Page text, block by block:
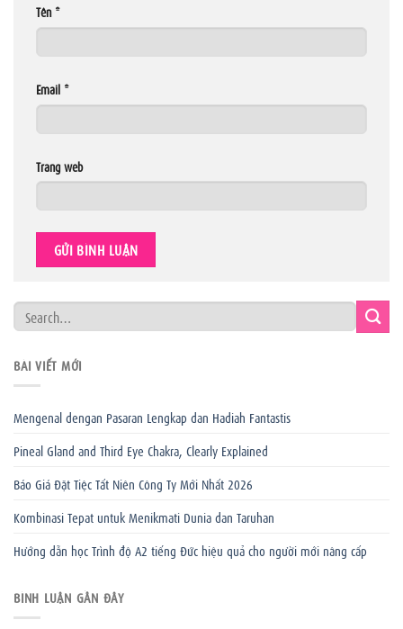
Tên *
Email *
Trang web
BÀI VIẾT MỚI
Mengenal dengan Pasaran Lengkap dan Hadiah Fantastis
Pineal Gland and Third Eye Chakra, Clearly Explained
Báo Giá Đặt Tiệc Tất Niên Công Ty Mới Nhất 2026
Kombinasi Tepat untuk Menikmati Dunia dan Taruhan
Hướng dẫn học Trình độ A2 tiếng Đức hiệu quả cho người mới nâng cấp
BÌNH LUẬN GẦN ĐÂY